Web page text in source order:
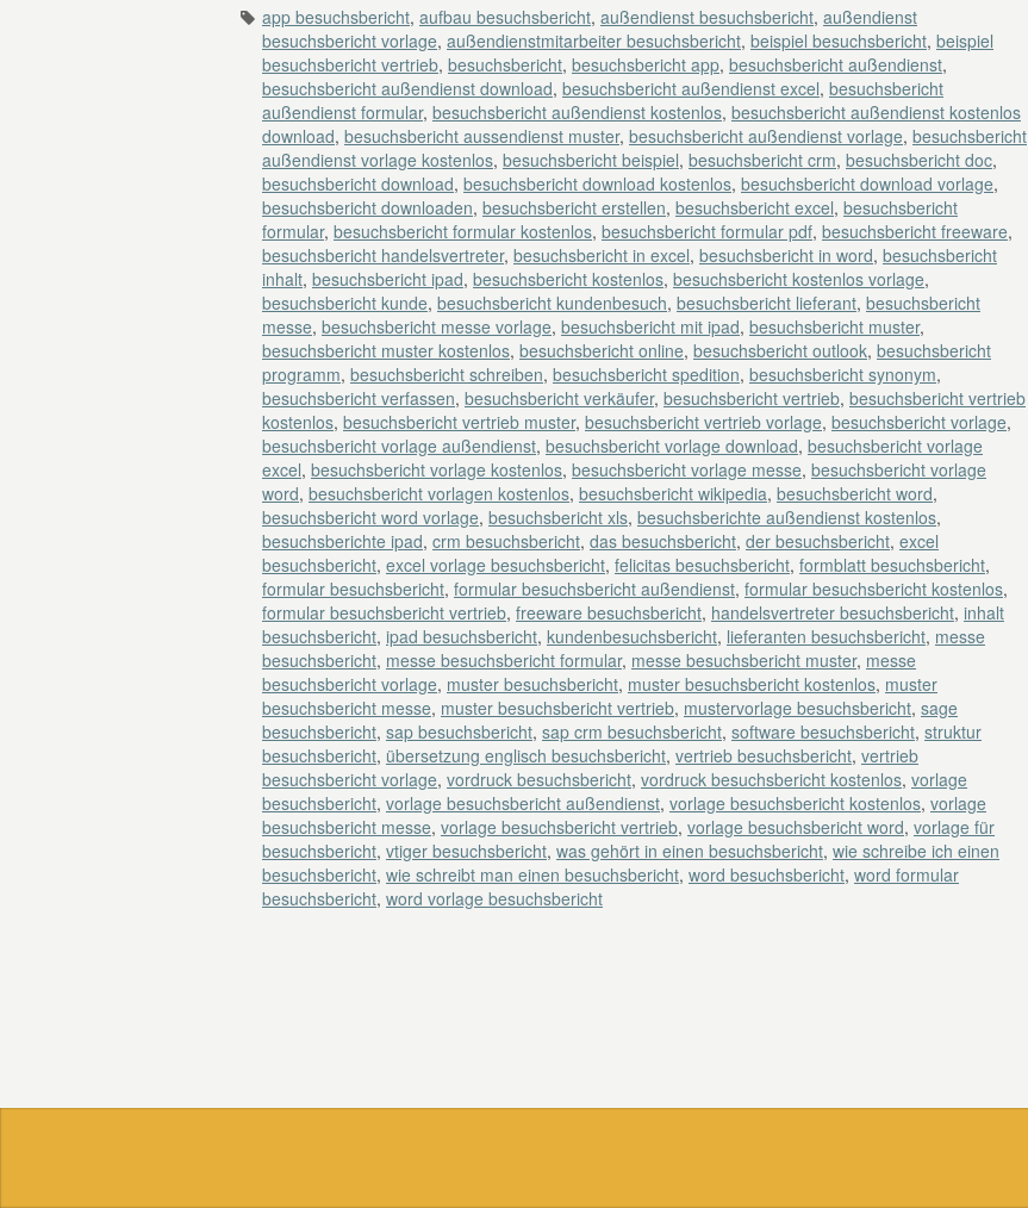
app besuchsbericht, aufbau besuchsbericht, außendienst besuchsbericht, außendienst
besuchsbericht vorlage, außendienstmitarbeiter besuchsbericht, beispiel besuchsbericht, beispiel
besuchsbericht vertrieb, besuchsbericht, besuchsbericht app, besuchsbericht außendienst,
besuchsbericht außendienst download, besuchsbericht außendienst excel, besuchsbericht
außendienst formular, besuchsbericht außendienst kostenlos, besuchsbericht außendienst kostenlos
download, besuchsbericht aussendienst muster, besuchsbericht außendienst vorlage, besuchsbericht
außendienst vorlage kostenlos, besuchsbericht beispiel, besuchsbericht crm, besuchsbericht doc,
besuchsbericht download, besuchsbericht download kostenlos, besuchsbericht download vorlage,
besuchsbericht downloaden, besuchsbericht erstellen, besuchsbericht excel, besuchsbericht
formular, besuchsbericht formular kostenlos, besuchsbericht formular pdf, besuchsbericht freeware,
besuchsbericht handelsvertreter, besuchsbericht in excel, besuchsbericht in word, besuchsbericht
inhalt, besuchsbericht ipad, besuchsbericht kostenlos, besuchsbericht kostenlos vorlage,
besuchsbericht kunde, besuchsbericht kundenbesuch, besuchsbericht lieferant, besuchsbericht
messe, besuchsbericht messe vorlage, besuchsbericht mit ipad, besuchsbericht muster,
besuchsbericht muster kostenlos, besuchsbericht online, besuchsbericht outlook, besuchsbericht
programm, besuchsbericht schreiben, besuchsbericht spedition, besuchsbericht synonym,
besuchsbericht verfassen, besuchsbericht verkäufer, besuchsbericht vertrieb, besuchsbericht vertrieb
kostenlos, besuchsbericht vertrieb muster, besuchsbericht vertrieb vorlage, besuchsbericht vorlage,
besuchsbericht vorlage außendienst, besuchsbericht vorlage download, besuchsbericht vorlage
excel, besuchsbericht vorlage kostenlos, besuchsbericht vorlage messe, besuchsbericht vorlage
word, besuchsbericht vorlagen kostenlos, besuchsbericht wikipedia, besuchsbericht word,
besuchsbericht word vorlage, besuchsbericht xls, besuchsberichte außendienst kostenlos,
besuchsberichte ipad, crm besuchsbericht, das besuchsbericht, der besuchsbericht, excel
besuchsbericht, excel vorlage besuchsbericht, felicitas besuchsbericht, formblatt besuchsbericht,
formular besuchsbericht, formular besuchsbericht außendienst, formular besuchsbericht kostenlos,
formular besuchsbericht vertrieb, freeware besuchsbericht, handelsvertreter besuchsbericht, inhalt
besuchsbericht, ipad besuchsbericht, kundenbesuchsbericht, lieferanten besuchsbericht, messe
besuchsbericht, messe besuchsbericht formular, messe besuchsbericht muster, messe
besuchsbericht vorlage, muster besuchsbericht, muster besuchsbericht kostenlos, muster
besuchsbericht messe, muster besuchsbericht vertrieb, mustervorlage besuchsbericht, sage
besuchsbericht, sap besuchsbericht, sap crm besuchsbericht, software besuchsbericht, struktur
besuchsbericht, übersetzung englisch besuchsbericht, vertrieb besuchsbericht, vertrieb
besuchsbericht vorlage, vordruck besuchsbericht, vordruck besuchsbericht kostenlos, vorlage
besuchsbericht, vorlage besuchsbericht außendienst, vorlage besuchsbericht kostenlos, vorlage
besuchsbericht messe, vorlage besuchsbericht vertrieb, vorlage besuchsbericht word, vorlage für
besuchsbericht, vtiger besuchsbericht, was gehört in einen besuchsbericht, wie schreibe ich einen
besuchsbericht, wie schreibt man einen besuchsbericht, word besuchsbericht, word formular
besuchsbericht, word vorlage besuchsbericht